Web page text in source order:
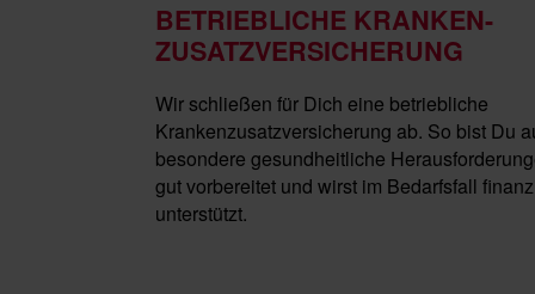
BETRIEBLICHE KRANKEN-
ZUSATZVERSICHERUNG
Wir schließen für Dich eine betriebliche
Krankenzusatzversicherung ab. So bist Du
besondere gesundheitliche
gut vorbereitet und wirst im Bedarfsfall
unterstützt.